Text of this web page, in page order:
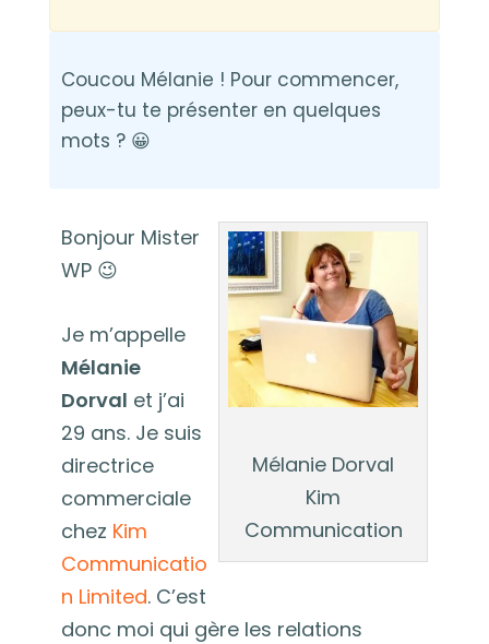
Coucou Mélanie ! Pour commencer,
peux-tu te présenter en quelques
mots ? 😀
Mélanie Dorval
Kim
Communication
Bonjour Mister
WP 😉
Je m’appelle
Mélanie
Dorval et j’ai
29 ans. Je suis
directrice
commerciale
chez Kim
Communicatio
n Limited. C’est
donc moi qui gère les relations